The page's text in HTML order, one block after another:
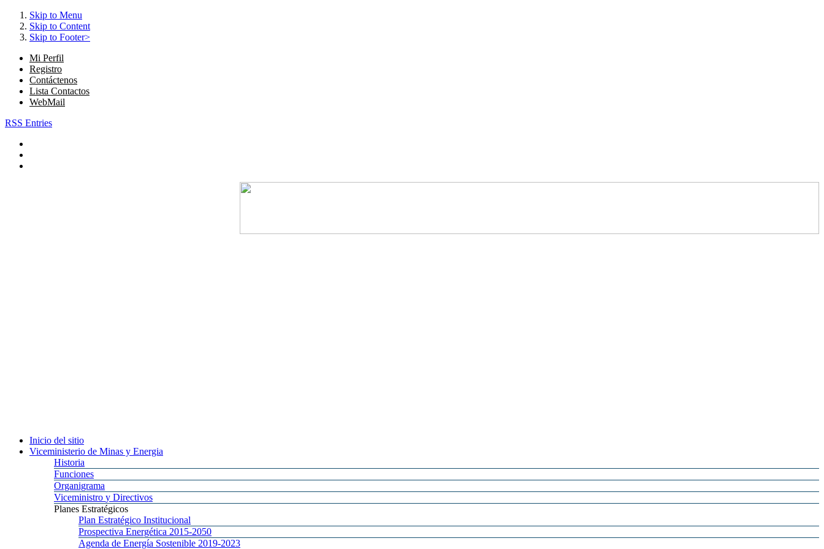
Skip to Menu
Skip to Content
Skip to Footer>
Mi Perfil
Registro
Contáctenos
Lista Contactos
WebMail
RSS Entries
Inicio del sitio
Viceministerio de Minas y Energia
Historia
Funciones
Organigrama
Viceministro y Directivos
Planes Estratégicos
Plan Estratégico Institucional
Prospectiva Energética 2015-2050
Agenda de Energía Sostenible 2019-2023